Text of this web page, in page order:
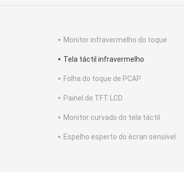
Monitor infravermelho do toque
Tela táctil infravermelho
Folha do toque de PCAP
Painel de TFT LCD
Monitor curvado do tela táctil
Espelho esperto do écran sensível